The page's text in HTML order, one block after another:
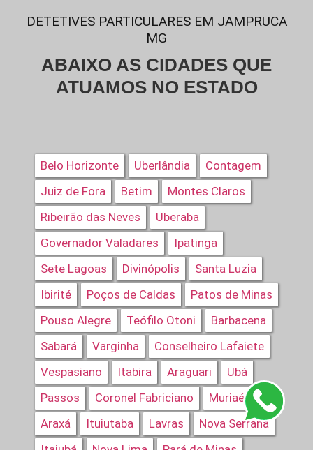
DETETIVES PARTICULARES EM JAMPRUCA
MG
ABAIXO AS CIDADES QUE
ATUAMOS NO ESTADO
Belo Horizonte Uberlândia
Contagem
Juiz de Fora
Betim
Montes Claros
Ribeirão das Neves
Uberaba
Governador Valadares
Ipatinga
Sete Lagoas
Divinópolis
Santa Luzia
Ibirité
Poços de Caldas
Patos de Minas
Pouso Alegre
Teófilo Otoni
Barbacena
Sabará
Varginha
Conselheiro Lafaiete
Vespasiano
Itabira Araguari
Ubá
Passos
Coronel Fabriciano
Muriaé
Araxá
Ituiutaba Lavras
Nova Serrana